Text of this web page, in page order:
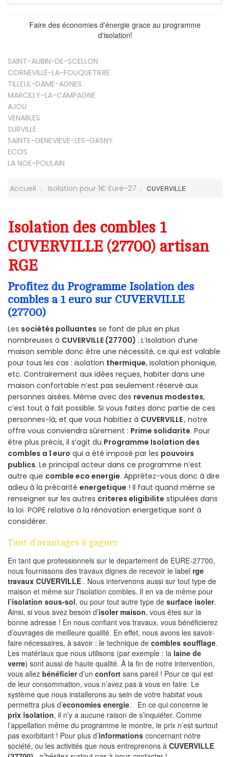
Faire des économies d'énergie grace au programme
d'isolation!
SAINT-AUBIN-DE-SCELLON
CORNEVILLE-LA-FOUQUETIERE
TILLEUL-DAME-AGNES
MARCILLY-LA-CAMPAGNE
AJOU
VENABLES
SURVILLE
SAINTE-GENEVIEVE-LES-GASNY
ECOS
LA NOE-POULAIN
Accueil Isolation pour 1€ Eure-27 CUVERVILLE
Isolation des combles 1
CUVERVILLE (27700) artisan
RGE
Profitez du Programme Isolation des
combles a 1 euro sur CUVERVILLE
(27700)
Les sociétés polluantes se font de plus en plus
nombreuses à CUVERVILLE (27700) . L’isolation d’une
maison semble donc être une nécessité, ce qui est valable
pour tous les cas : isolation thermique, isolation phonique,
etc. Contrairement aux idées reçues, habiter dans une
maison confortable n’est pas seulement réservé aux
personnes aisées. Même avec des revenus modestes,
c’est tout à fait possible. Si vous faites donc partie de ces
personnes-là, et que vous habitiez à CUVERVILLE, notre
offre vous conviendra sûrement : Prime solidarite. Pour
être plus précis, il s’agit du Programme Isolation des
combles a 1 euro qui a été imposé par les pouvoirs
publics. Le principal acteur dans ce programme n’est
autre que comble eco energie. Apprêtez-vous donc à dire
adieu à la précarité energetique ! Il faut quand même se
renseigner sur les autres criteres eligibilite stipulées dans
la loi POPE relative à la rénovation energetique sont à
considérer.
Tant d’avantages à gagner
En tant que professionnels sur le departement de EURE-27700,
nous fournissons des travaux dignes de recevoir le label rge
travaux CUVERVILLE . Nous intervenons aussi sur tout type de
maison et même sur l’isolation combles. Il en va de même pour
l’isolation sous-sol, ou pour tout autre type de surface isoler.
Ainsi, si vous avez besoin d’isoler maison, vous êtes sur la
bonne adresse ! En nous confiant vos travaux, vous bénéficierez
d’ouvrages de meilleure qualité. En effet, nous avons les savoir-
faire nécessaires, à savoir : le technique de combles soufflage.
Les matériaux que nous utilisons (par exemple : la laine de
verre) sont aussi de haute qualité. À la fin de notre intervention,
vous allez bénéficierd’un confort sans pareil ! Pour ce qui est
de leur consommation, vous n’avez pas à vous en faire. Le
système que nous installerons au sein de votre habitat vous
permettra plus d’economies energie. En ce qui concerne le
prix isolation, il n’y a aucune raison de s’inquiéter. Comme
l’appellation même du programme le montre, le prix n’est surtout
pas exorbitant ! Pour plus d’informations concernant notre
société, ou les activités que nous entreprenons à CUVERVILLE